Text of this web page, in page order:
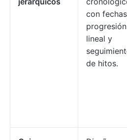
con
progresión
lineal y
de hitos.